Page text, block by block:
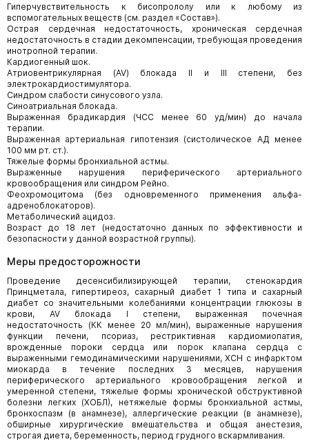
Гиперчувствительность к бисопрололу или к любому из
вспомогательных веществ (см. раздел «Состав»).
Острая сердечная недостаточность, хроническая сердечная
недостаточность в стадии декомпенсации, требующая проведения
инотропной терапии.
Кардиогенный шок.
Атриовентрикулярная (AV) блокада II и III степени, без
электрокардиостимулятора.
Синдром слабости синусового узла.
Синоатриальная блокада.
Выраженная брадикардия (ЧСС менее 60 уд/мин) до начала
терапии.
Выраженная артериальная гипотензия (систолическое АД менее
100 мм рт. ст.).
Тяжелые формы бронхиальной астмы.
Выраженные нарушения периферического артериального
кровообращения или синдром Рейно.
Феохромоцитома (без одновременного применения альфа-
адреноблокаторов).
Метаболический ацидоз.
Возраст до 18 лет (недостаточно данных по эффективности и
безопасности у данной возрастной группы).
Меры предосторожности
Проведение десенсибилизирующей терапии, стенокардия
Принцметала, гипертиреоз, сахарный диабет 1 типа и сахарный
диабет со значительными колебаниями концентрации глюкозы в
крови, AV блокада I степени, выраженная почечная
недостаточность (КК менее 20 мл/мин), выраженные нарушения
функции печени, псориаз, рестриктивная кардиомиопатия,
врожденные пороки сердца или порок клапана сердца с
выраженными гемодинамическими нарушениями, ХСН с инфарктом
миокарда в течение последних 3 месяцев, нарушения
периферического артериального кровообращения легкой и
умеренной степени, тяжелые формы хронической обструктивной
болезни легких (ХОБЛ), нетяжелые формы бронхиальной астмы,
бронхоспазм (в анамнезе), аллергические реакции (в анамнезе),
обширные хирургические вмешательства и общая анестезия,
строгая диета, беременность, период грудного вскармливания.